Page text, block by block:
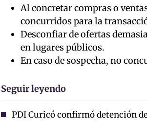
Al concretar compras o
concurridos para la
Desconfiar de ofertas
en lugares públicos.
En caso de sospecha, no
Seguir leyendo
PDI Curicó confirmó detención